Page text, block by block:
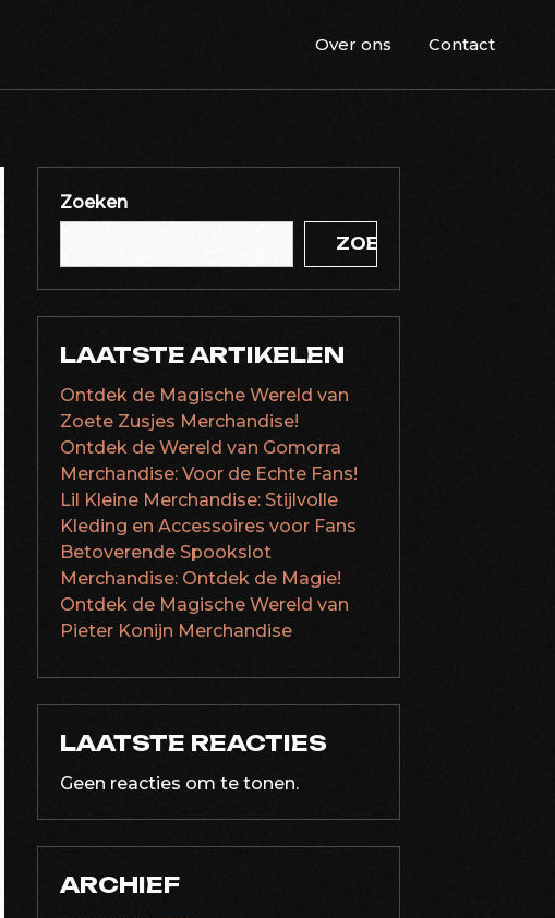
Over ons Contact
Zoeken
ZOEKEN
LAATSTE ARTIKELEN
Ontdek de Magische Wereld van
Zoete Zusjes Merchandise!
Ontdek de Wereld van Gomorra
Merchandise: Voor de Echte Fans!
Lil Kleine Merchandise: Stijlvolle
Kleding en Accessoires voor Fans
Betoverende Spookslot
Merchandise: Ontdek de Magie!
Ontdek de Magische Wereld van
Pieter Konijn Merchandise
LAATSTE REACTIES
Geen reacties om te tonen.
ARCHIEF